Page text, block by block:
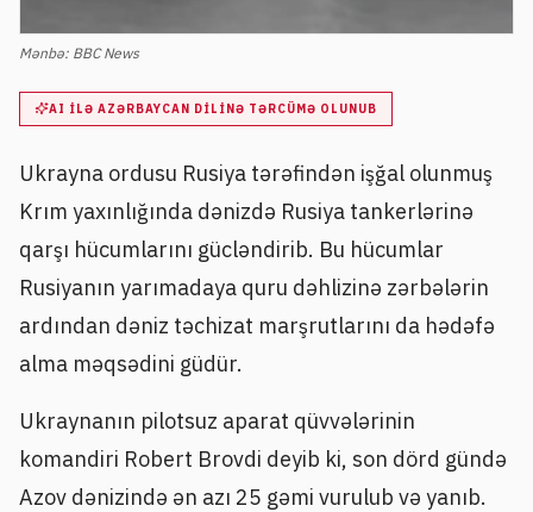
Mənbə: BBC News
AI ILƏ AZƏRBAYCAN DILINƏ TƏRCÜMƏ OLUNUB
Ukrayna ordusu Rusiya tərəfindən işğal olunmuş
Krım yaxınlığında dənizdə Rusiya tankerlərinə
qarşı hücumlarını gücləndirib. Bu hücumlar
Rusiyanın yarımadaya quru dəhlizinə zərbələrin
ardından dəniz təchizat marşrutlarını da hədəfə
alma məqsədini güdür.
Ukraynanın pilotsuz aparat qüvvələrinin
komandiri Robert Brovdi deyib ki, son dörd gündə
Azov dənizində ən azı 25 gəmi vurulub və yanıb.